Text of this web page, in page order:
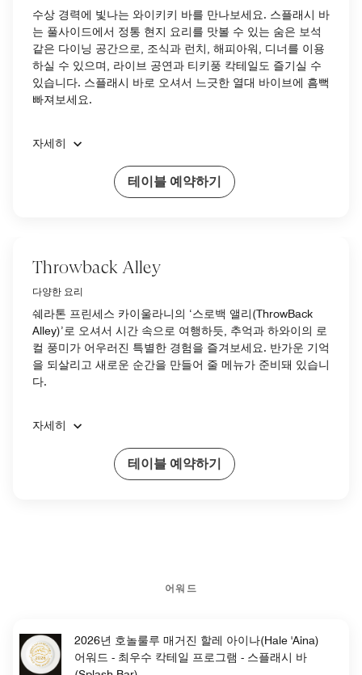
수상 경력에 빛나는 와이키키 바를 만나보세요. 스플래시 바
는 풀사이드에서 정통 현지 요리를 맛볼 수 있는 숨은 보석
같은 다이닝 공간으로, 조식과 런치, 해피아워, 디너를 이용
하실 수 있으며, 라이브 공연과 티키풍 칵테일도 즐기실 수
있습니다. 스플래시 바로 오셔서 느긋한 열대 바이브에 흠뻑
빠져보세요.
자세히
테이블 예약하기
Throwback Alley
다양한 요리
쉐라톤 프린세스 카이울라니의 ‘스로백 앨리(ThrowBack
Alley)’로 오셔서 시간 속으로 여행하듯, 추억과 하와이의 로
컬 풍미가 어우러진 특별한 경험을 즐겨보세요. 반가운 기억
을 되살리고 새로운 순간을 만들어 줄 메뉴가 준비돼 있습니
다.
자세히
테이블 예약하기
어워드
2026년 호놀룰루 매거진 할레 아이나(Hale 'Aina)
어워드 - 최우수 칵테일 프로그램 - 스플래시 바